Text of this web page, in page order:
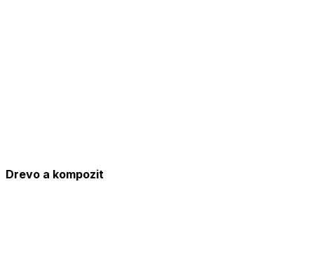
Drevo a kompozit